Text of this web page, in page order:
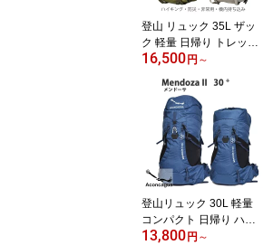
登山 リュック 35L ザッ
ク 軽量 日帰り トレッキ
ング ハイキング 富士山
Aconcagua Cordoba 35
初心者 男女兼用
16,500 円 ～
登山リュック 30L 軽量
コンパクト 日帰り ハイ
キング 初心者OK 女性に
13,800 円 ～